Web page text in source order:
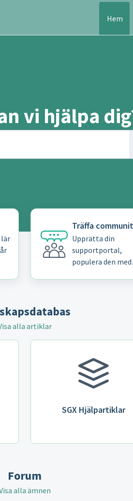
Hem
vi hjälpa
lär
Träffa
Upprätta din
supportportal,
populera den med
alla artiklar
SGX Hjälpartiklar
Forum
alla ämnen